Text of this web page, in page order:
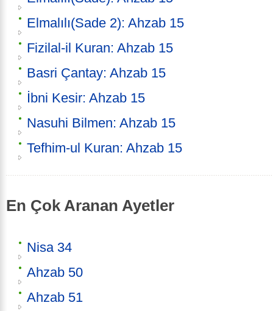
Elmalılı(Sade 2): Ahzab 15
Fizilal-il Kuran: Ahzab 15
Basri Çantay: Ahzab 15
İbni Kesir: Ahzab 15
Nasuhi Bilmen: Ahzab 15
Tefhim-ul Kuran: Ahzab 15
En Çok Aranan Ayetler
Nisa 34
Ahzab 50
Ahzab 51